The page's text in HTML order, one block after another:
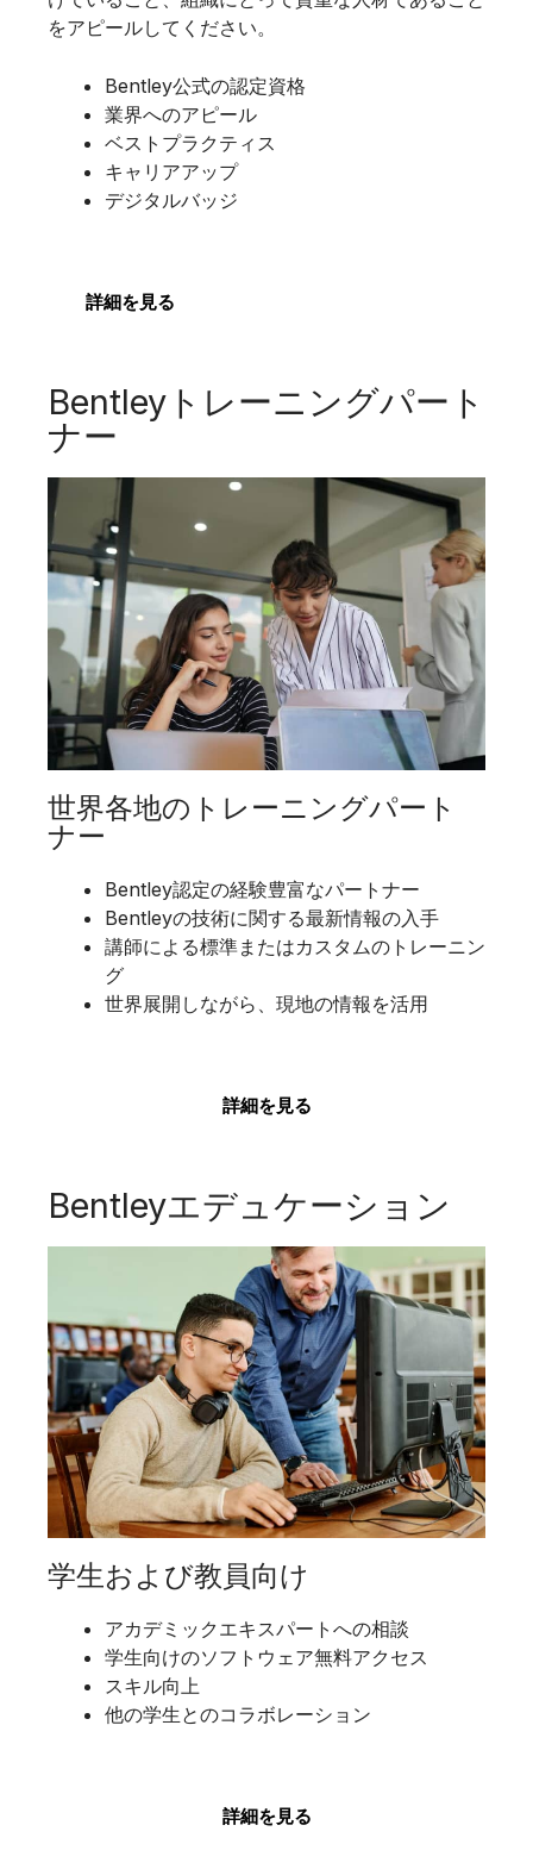
をアピールしてください。
Bentley公式の認定資格
業界へのアピール
ベストプラクティス
キャリアアップ
デジタルバッジ
詳細を見る
Bentleyエデュケーション
学生および教員向け
アカデミックエキスパートへの相談
学生向けのソフトウェア無料アクセス
スキル向上
他の学生とのコラボレーション
詳細を見る
Bentleyトレーニングパート
ナー
世界各地のトレーニングパート
ナー
Bentley認定の経験豊富なパートナー
Bentleyの技術に関する最新情報の入手
講師による標準またはカスタムのトレーニン
グ
世界展開しながら、現地の情報を活用
詳細を見る